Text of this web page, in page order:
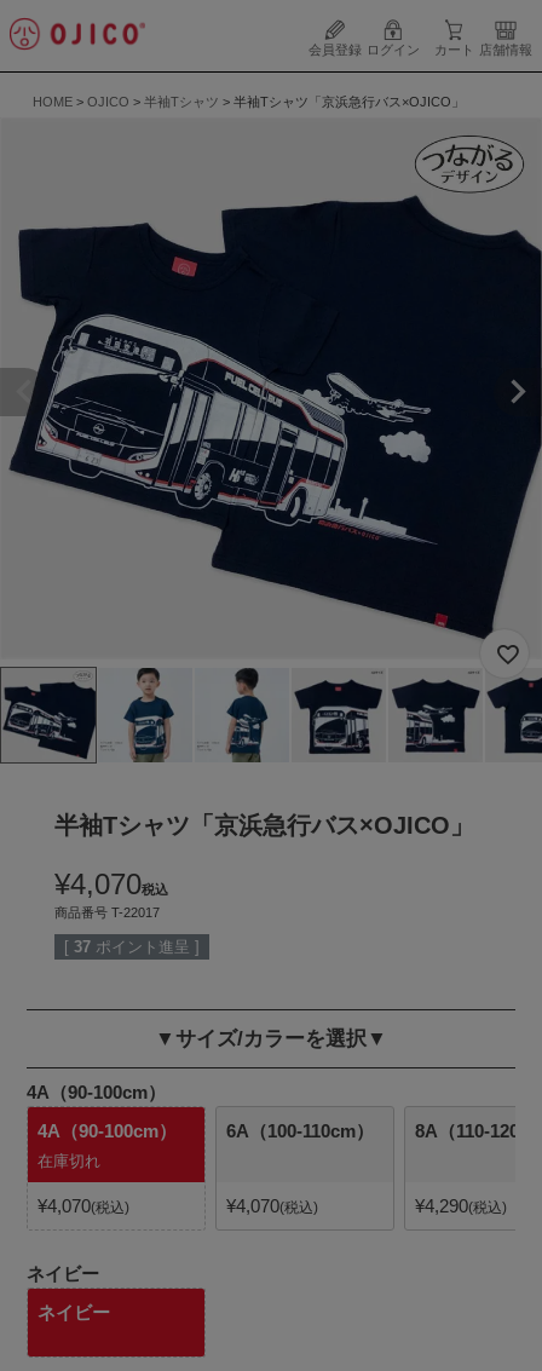
会員登録 ログイン カート 店舗情報
HOME OJICO 半袖Tシャツ 半袖Tシャツ「京浜急行バス×OJICO」
半袖Tシャツ「京浜急行バス×OJICO」
¥4,070税込
商品番号 T-22017
[ 37 ポイント進呈 ]
▼サイズ/カラーを選択▼
4A（90-100cm）
4A（90-100cm）
在庫切れ
¥4,070 税込
6A（100-110cm）
¥4,070 税込
8A（110-
¥4,290 税込
ネイビー
ネイビー